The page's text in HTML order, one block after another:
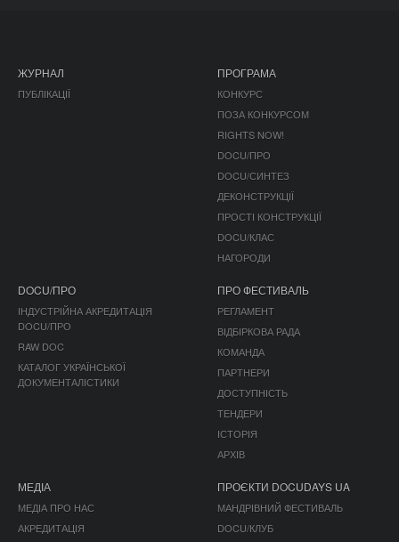
ЖУРНАЛ
ПУБЛІКАЦІЇ
ПРОГРАМА
КОНКУРС
ПОЗА КОНКУРСОМ
RIGHTS NOW!
DOCU/ПРО
DOCU/СИНТЕЗ
ДЕКОНСТРУКЦІЇ
ПРОСТІ КОНСТРУКЦІЇ
DOCU/КЛАС
НАГОРОДИ
DOCU/ПРО
ІНДУСТРІЙНА АКРЕДИТАЦІЯ
DOCU/ПРО
RAW DOC
КАТАЛОГ УКРАЇНСЬКОЇ
ДОКУМЕНТАЛІСТИКИ
ПРО ФЕСТИВАЛЬ
РЕГЛАМЕНТ
ВІДБІРКОВА РАДА
КОМАНДА
ПАРТНЕРИ
ДОСТУПНІСТЬ
ТЕНДЕРИ
ІСТОРІЯ
АРХІВ
МЕДІА
МЕДІА ПРО НАС
АКРЕДИТАЦІЯ
ПРОЄКТИ DOCUDAYS UA
МАНДРІВНИЙ ФЕСТИВАЛЬ
DOCU/КЛУБ